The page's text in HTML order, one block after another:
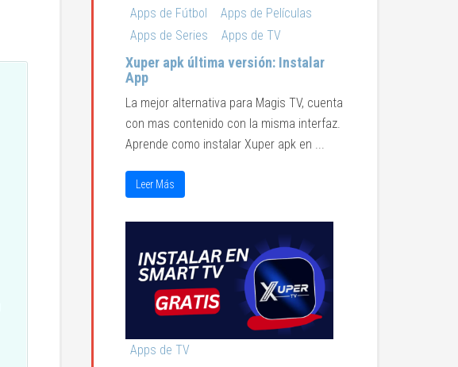
Apps de Fútbol
Apps de Películas
Apps de Series
Apps de TV
Xuper apk última versión: Instalar
App
La mejor alternativa para Magis TV, cuenta
con mas contenido con la misma interfaz.
Aprende como instalar Xuper apk en ...
Leer Más
Apps de TV